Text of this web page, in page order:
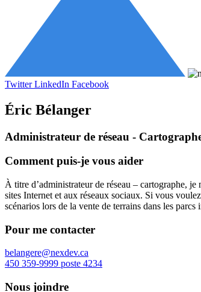
Twitter LinkedIn Facebook
Éric Bélanger
Administrateur de réseau -
Comment puis-je vous aider
À titre d’administrateur de réseau – cartographe,
sites Internet et aux réseaux sociaux. Si vous
scénarios lors de la vente de terrains dans les parcs
Pour me contacter
belangere@nexdev.ca
450 359-9999 poste 4234
Nous joindre